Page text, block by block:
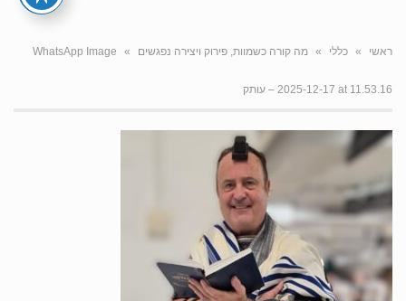
ראשי » כללי » מה קורה כשמוות, פירוק ויצירה נפגשים »
‏‏WhatsApp Image
2025-12-17 at 11.53.16 – עותק